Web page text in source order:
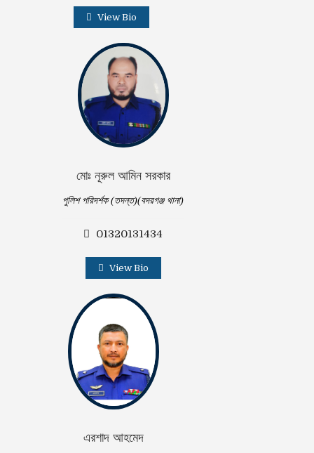
View Bio
মোঃ নূরুল আমিন সরকার
পুলিশ পরিদর্শক (তদন্ত)(বদরগঞ্জ থানা)
01320131434
View Bio
এরশাদ আহমেদ